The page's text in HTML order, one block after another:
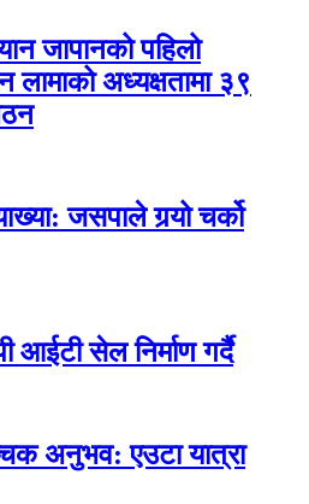
जापानको पहिलो
अध्यक्षतामा ३९
जसपाले गर्‍यो चर्को
आईटी सेल निर्माण गर्दै
अनुभव: एउटा यात्रा